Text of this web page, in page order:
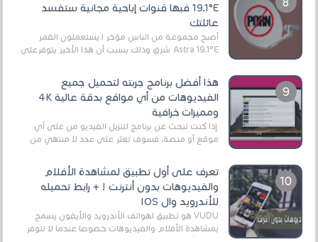
19.1°E فبها قنوات إباحية مجانية ستفسد
عائلتك
أصبح مجموعة من الناس مؤخر ا يستعملون القمر
Astra 19.1°E شرق وذلك بسبب أن هذا الأخير يتوفرعلى
هذا أفضل برنامج جربته لتحميل جميع
الفيديوهات من أي مواقع بدقة عالية 4K
ومميزات خرافية
إذا كنت تبحث عن برنامج لتنزيل الفيديو من على أي
موقع أو منصة، فسوف تعثر على عدد لا منتهي من
تعرف على أول تطبيق لمشاهدة الأفلام
والفيديوهات بدون أنترنت ! + رابط تحميله
للأندرويد وال IOS
VUDU هو تطبيق لهواتف الأندرويد والأيفون يسمح
بمشاهدة الأفلام والفيديوهات خصوصا عندما لا تتوفر